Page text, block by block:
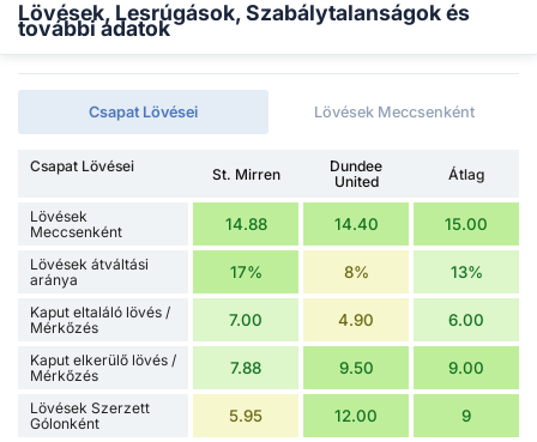
Lövések, Lesrúgások, Szabálytalanságok és
további adatok
Csapat Lövései Lövések Meccsenként
Csapat Lövései St. Mirren
Dundee
United
Átlag
Lövések
Meccsenként
14.88 14.40 15.00
Lövések átváltási
aránya
17% 8% 13%
Kaput eltaláló lövés /
Mérkőzés
7.00 4.90 6.00
Kaput elkerülő lövés /
Mérkőzés
7.88 9.50 9.00
Lövések Szerzett
Gólonként
5.95 12.00 9